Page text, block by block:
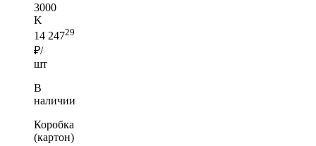
3000
K
14 24729
₽/
шт
В
наличии
Коробка
(картон)